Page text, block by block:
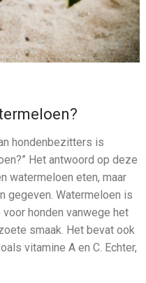
hondenbezitters is
Het antwoord op deze
watermeloen eten, maar
gegeven. Watermeloen is
honden vanwege het
smaak. Het bevat ook
vitamine A en C. Echter,